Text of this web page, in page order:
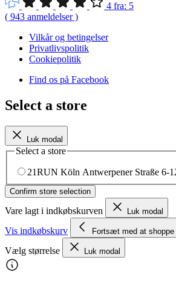
4 fra: 5
( 943 anmeldelser)
Vilkår og betingelser
Privatlivspolitik
Cookiepolitik
Find os på Facebook
Select a store
Luk modal
Select a store
21RUN Köln Antwerpener Straße 6-
Confirm store selection
Vare lagt i indkøbskurven Luk modal
Vis indkøbskurv Fortsæt med at shoppe
Vælg størrelse Luk modal